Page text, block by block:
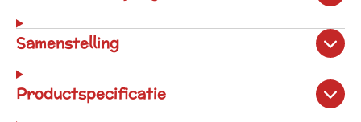
Samenstelling
Productspecificatie